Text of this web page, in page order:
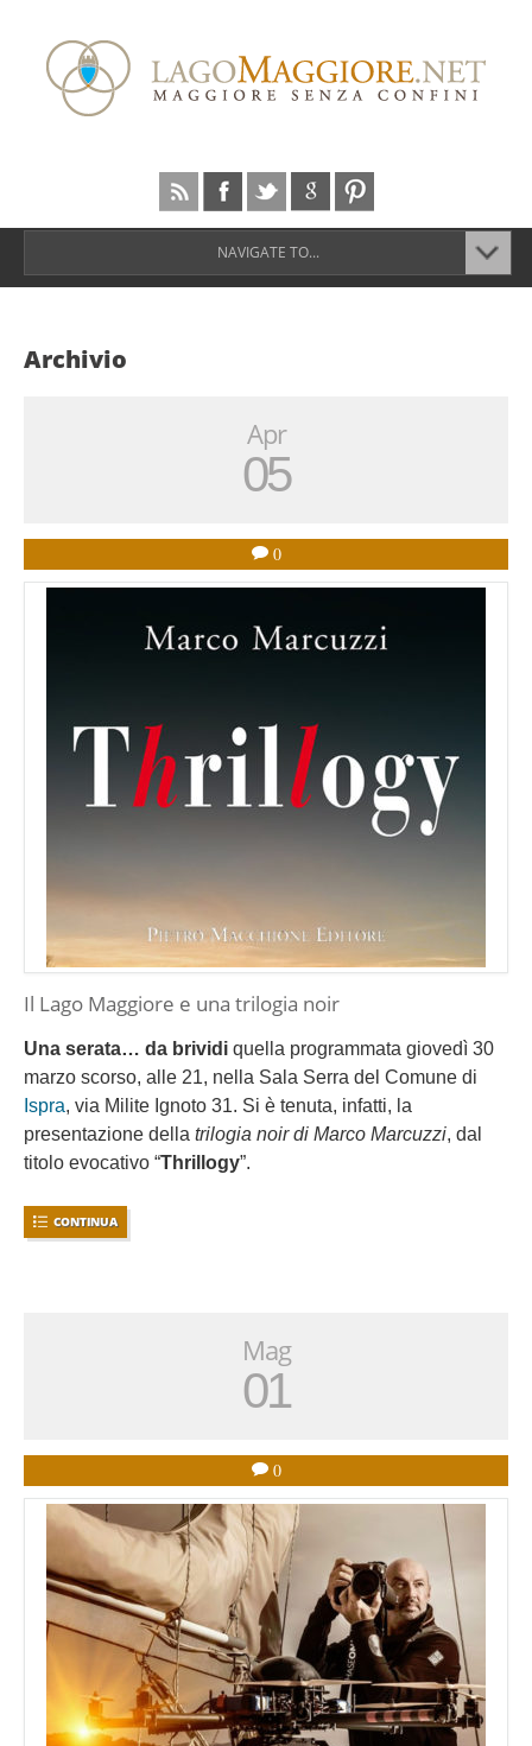
NAVIGATE TO...
Archivio
Apr
05
0
Il Lago Maggiore e una trilogia noir
Una serata… da brividi quella programmata giovedì 30
marzo scorso, alle 21, nella Sala Serra del Comune di
Ispra, via Milite Ignoto 31. Si è tenuta, infatti, la
presentazione della trilogia noir di Marco Marcuzzi, dal
titolo evocativo “Thrillogy”.
CONTINUA
Mag
01
0